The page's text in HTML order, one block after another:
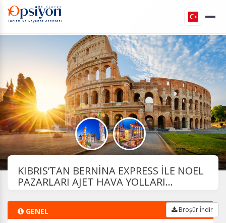
KIBRIS’TAN BERNİNA EXPRESS İLE NOEL
PAZARLARI AJET HAVA YOLLARI...
GENEL
Broşür İndir